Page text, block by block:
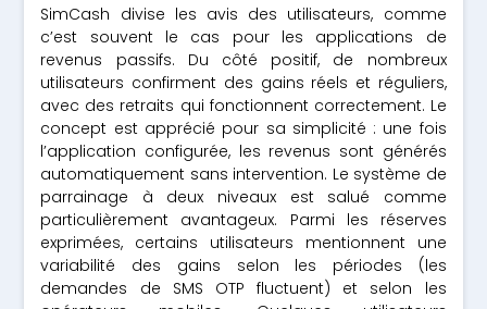
SimCash divise les avis des utilisateurs, comme
c’est souvent le cas pour les applications de
revenus passifs. Du côté positif, de nombreux
utilisateurs confirment des gains réels et réguliers,
avec des retraits qui fonctionnent correctement. Le
concept est apprécié pour sa simplicité : une fois
l’application configurée, les revenus sont générés
automatiquement sans intervention. Le système de
parrainage à deux niveaux est salué comme
particulièrement avantageux. Parmi les réserves
exprimées, certains utilisateurs mentionnent une
variabilité des gains selon les périodes (les
demandes de SMS OTP fluctuent) et selon les